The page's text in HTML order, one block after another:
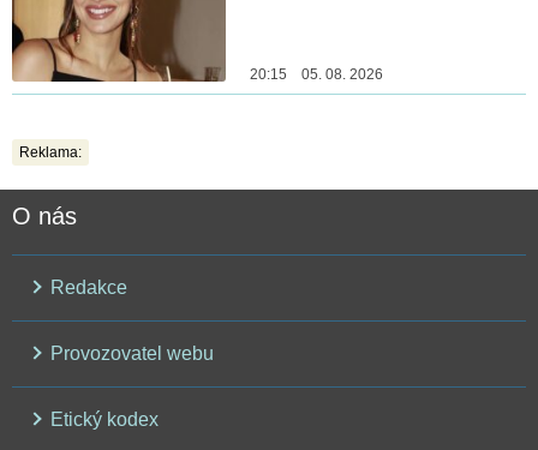
20:15 05. 08. 2026
Reklama:
O nás
Redakce
Provozovatel webu
Etický kodex